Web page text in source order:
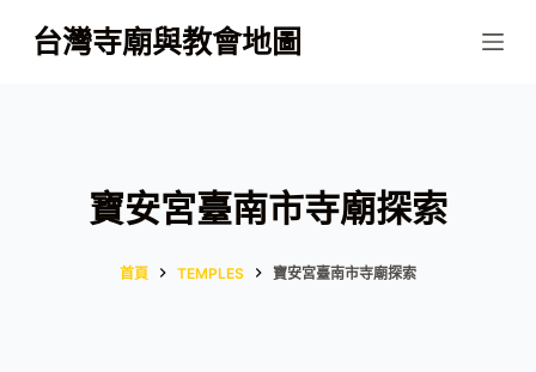
跳
至
台灣寺廟與教會地圖
寶安宮臺南市寺廟探索
首頁 TEMPLES 寶安宮臺南市寺廟探索